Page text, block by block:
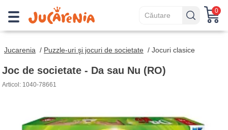
0
Jucarenia / Puzzle-uri şi jocuri de societate / Jocuri clasice
Joc de societate - Da sau Nu (RO)
Articol: 1040-78661